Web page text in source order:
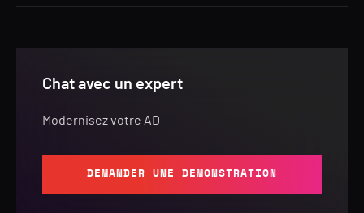
Chat avec un expert
Modernisez votre AD
DEMANDER UNE DÉMONSTRATION